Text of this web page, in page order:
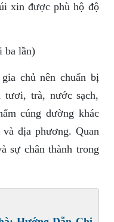
xin được phù hộ độ
ba lần)
chủ nên chuẩn bị
trà, nước sạch,
cúng dường khác
địa phương. Quan
sự chân thành trong